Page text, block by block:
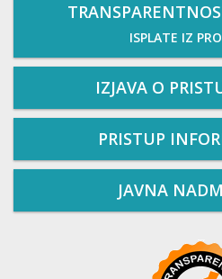
ISPLATE IZ
IZJAVA O
PRISTUP
JAVNA